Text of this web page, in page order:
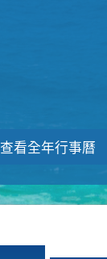
查看全年行事曆